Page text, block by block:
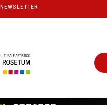
NEWSLETTER